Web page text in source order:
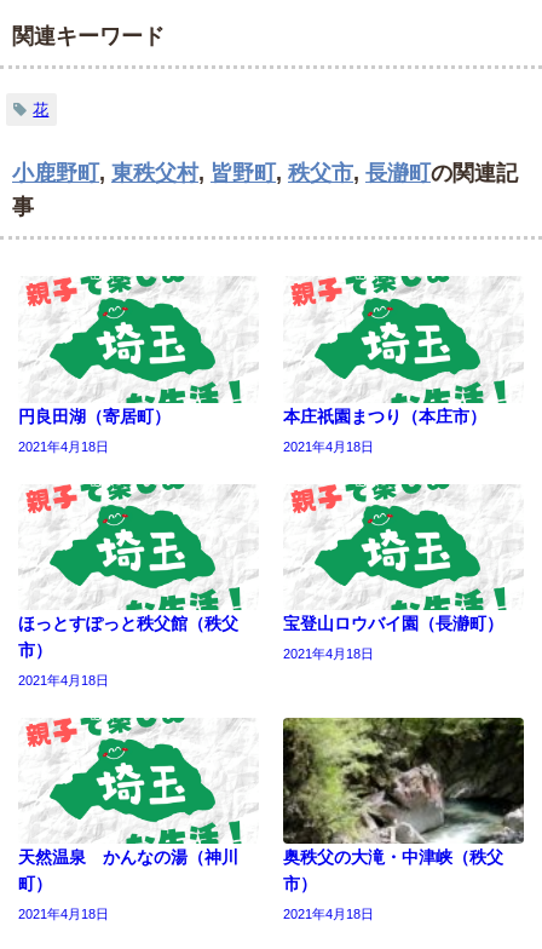
関連キーワード
花
小鹿野町 , 東秩父村, 皆野町 , 秩父市, 長瀞町 の関連記
事
円良田湖（寄居町）
2021年4月18日
本庄祇園まつり（本庄市）
2021年4月18日
ほっとすぽっと秩父館（秩父
市）
2021年4月18日
宝登山ロウバイ園（長瀞町）
2021年4月18日
天然温泉 かんなの湯（神川
町）
2021年4月18日
奥秩父の大滝・中津峡（秩父
市）
2021年4月18日